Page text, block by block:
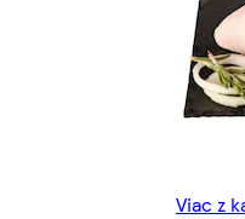
Viac z